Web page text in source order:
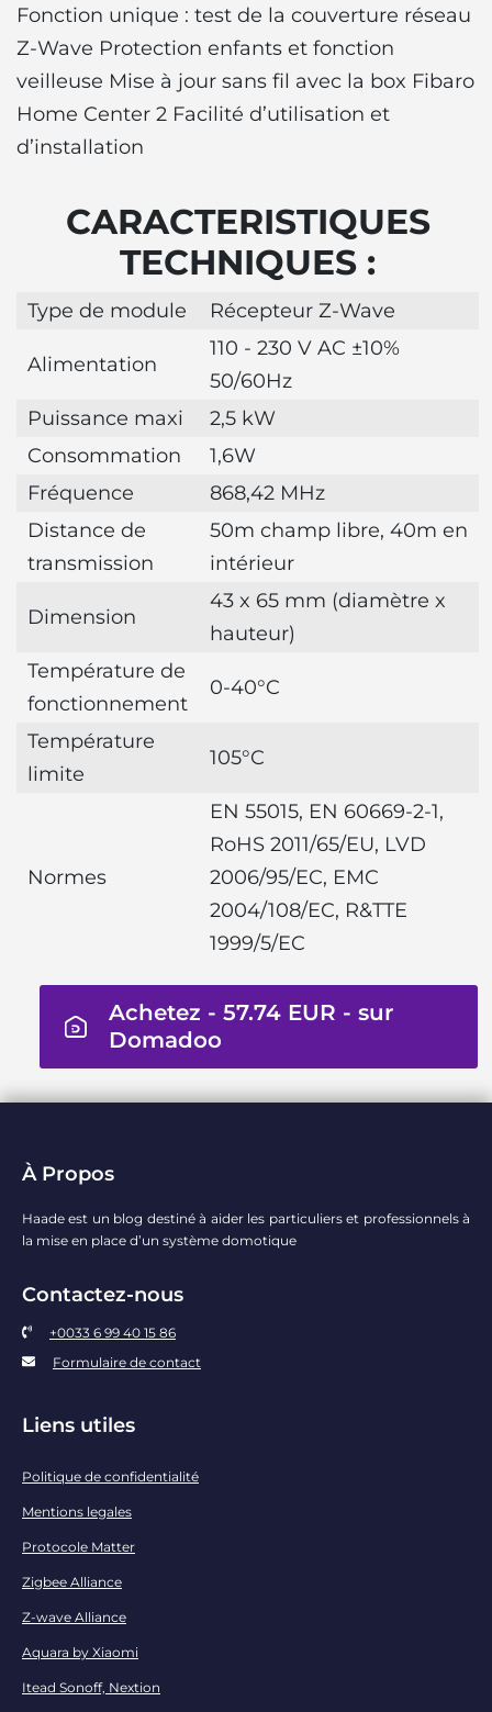
Fonction unique : test de la couverture réseau
Z-Wave Protection enfants et fonction
veilleuse Mise à jour sans fil avec la box Fibaro
Home Center 2 Facilité d’utilisation et
d’installation
CARACTERISTIQUES
TECHNIQUES :
Type de module Récepteur Z-Wave
Alimentation
110 - 230 V AC ±10%
50/60Hz
Puissance maxi
2,5 kW
Consommation
1,6W
Fréquence
868,42 MHz
Distance de
transmission
50m champ libre, 40m en
intérieur
Dimension
43 x 65 mm (diamètre x
hauteur)
Température de
fonctionnement
0-40°C
Température
limite
105°C
Normes
EN 55015, EN 60669-2-1,
RoHS 2011/65/EU, LVD
2006/95/EC, EMC
2004/108/EC, R&TTE
1999/5/EC
Achetez - 57.74 EUR - sur
Domadoo
À Propos
Haade est un blog destiné à aider les particuliers et professionnels à
la mise en place d’un système domotique
Contactez-nous
+0033 6 99 40 15 86
Formulaire de contact
Liens utiles
Politique de confidentialité
Mentions legales
Protocole Matter
Zigbee Alliance
Z-wave Alliance
Aquara by Xiaomi
Itead Sonoff, Nextion